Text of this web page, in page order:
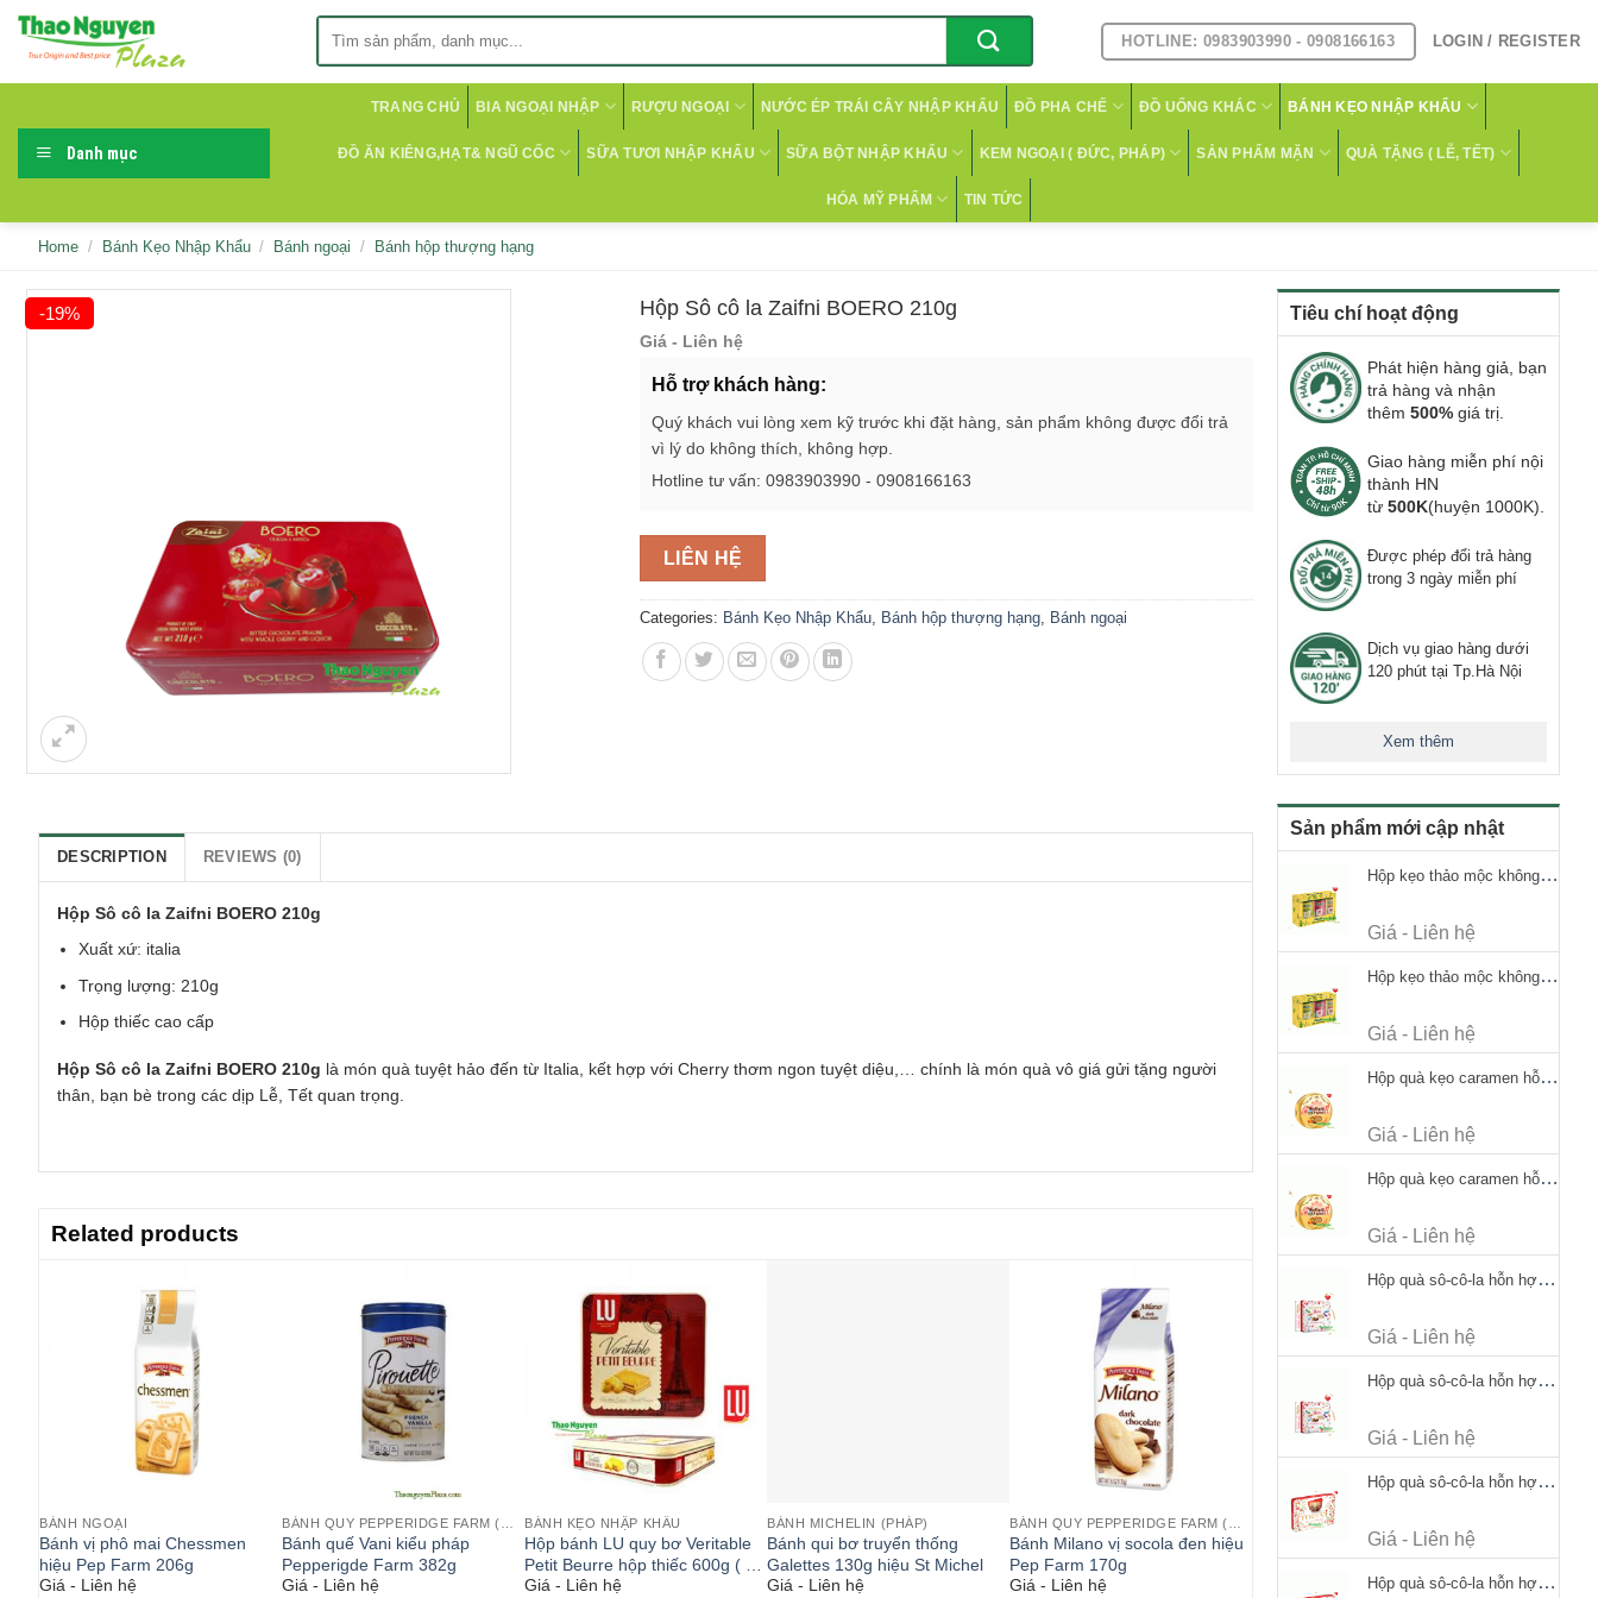
Skip
HOTLINE: 0983903990 - 0908166163 LOGIN / REGISTER
Danh mục
TRANG CHỦ BIA NGOẠI NHẬP RƯỢU NGOẠI NƯỚC ÉP TRÁI CÂY NHẬP KHẨU ĐỒ PHA CHẾ ĐỒ UỐNG KHÁC BÁNH KẸO NHẬP KHẨU
ĐỒ ĂN KIÊNG,HẠT& NGŨ CỐC SỮA TƯƠI NHẬP KHẨU SỮA BỘT NHẬP KHẨU KEM NGOẠI ( ĐỨC, PHÁP) SẢN PHẨM MẶN QUÀ TẶNG ( LỄ, TẾT)
HÓA MỸ PHẨM TIN TỨC
Home / Bánh Kẹo Nhập Khẩu / Bánh ngoại / Bánh hộp thượng hạng
Tiêu chí hoạt động
Phát hiện hàng giả, bạn
trả hàng và nhận
thêm 500% giá trị.
Giao hàng miễn phí nội
thành HN
từ 500K(huyện 1000K).
Được phép đổi trả hàng
trong 3 ngày miễn phí
Dịch vụ giao hàng dưới
120 phút tại Tp.Hà Nội
Xem thêm
Sản phẩm mới cập nhật
Hộp kẹo thảo mộc không đường Ricola Signature 112.5g
Giá - Liên hệ
Hộp kẹo thảo mộc không đường Ricola Signature 112.5g
Giá - Liên hệ
Hộp quà kẹo caramen hỗn hợp Werther's Original Caramel Candy 170g
Giá - Liên hệ
Hộp quà kẹo caramen hỗn hợp Werther's Original Caramel Candy 170g
Giá - Liên hệ
Hộp quà sô-cô-la hỗn hợp Merci Petits Chocolate Collection 125g thiếc
Giá - Liên hệ
Hộp quà sô-cô-la hỗn hợp Merci Petits Chocolate Collection 125g thiếc
Giá - Liên hệ
Hộp quà sô-cô-la hỗn hợp Merci Finest Selection 250g thiếc
Giá - Liên hệ
Hộp quà sô-cô-la hỗn hợp Merci Finest Selection 250g thiếc
-19% Hộp Sô cô la Zaifni BOERO 210g
Giá - Liên hệ
Hỗ trợ khách hàng:
Quý khách vui lòng xem kỹ trước khi đặt hàng, sản phẩm không được đổi trả
vì lý do không thích, không hợp.
Hotline tư vấn: 0983903990 - 0908166163
LIÊN HỆ
Categories: Bánh Kẹo Nhập Khẩu, Bánh hộp thượng hạng, Bánh ngoại
DESCRIPTION REVIEWS (0)
Hộp Sô cô la Zaifni BOERO 210g
Xuất xứ: italia
Trọng lượng: 210g
Hộp thiếc cao cấp
Hộp Sô cô la Zaifni BOERO 210g là món quà tuyệt hảo đến từ Italia, kết hợp với Cherry thơm ngon tuyệt diệu,… chính là món quà vô giá gửi tặng người
thân, bạn bè trong các dịp Lễ, Tết quan trọng.
Related products
BÁNH NGOẠI
Bánh vị phô mai Chessmen
hiệu Pep Farm 206g
Giá - Liên hệ
BÁNH QUY PEPPERIDGE FARM (MỸ)
Bánh quế Vani kiểu pháp
Pepperigde Farm 382g
Giá - Liên hệ
BÁNH KẸO NHẬP KHẨU
Hộp bánh LU quy bơ Veritable
Petit Beurre hộp thiếc 600g ( 3
x 200g )
Giá - Liên hệ
BÁNH MICHELIN (PHÁP)
Bánh qui bơ truyển thống
Galettes 130g hiệu St Michel
Giá - Liên hệ
BÁNH QUY PEPPERIDGE FARM (MỸ)
Bánh Milano vị socola đen hiệu
Pep Farm 170g
Giá - Liên hệ